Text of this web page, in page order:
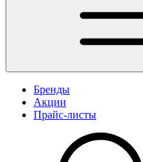
Бренды
Акции
Прайс-листы